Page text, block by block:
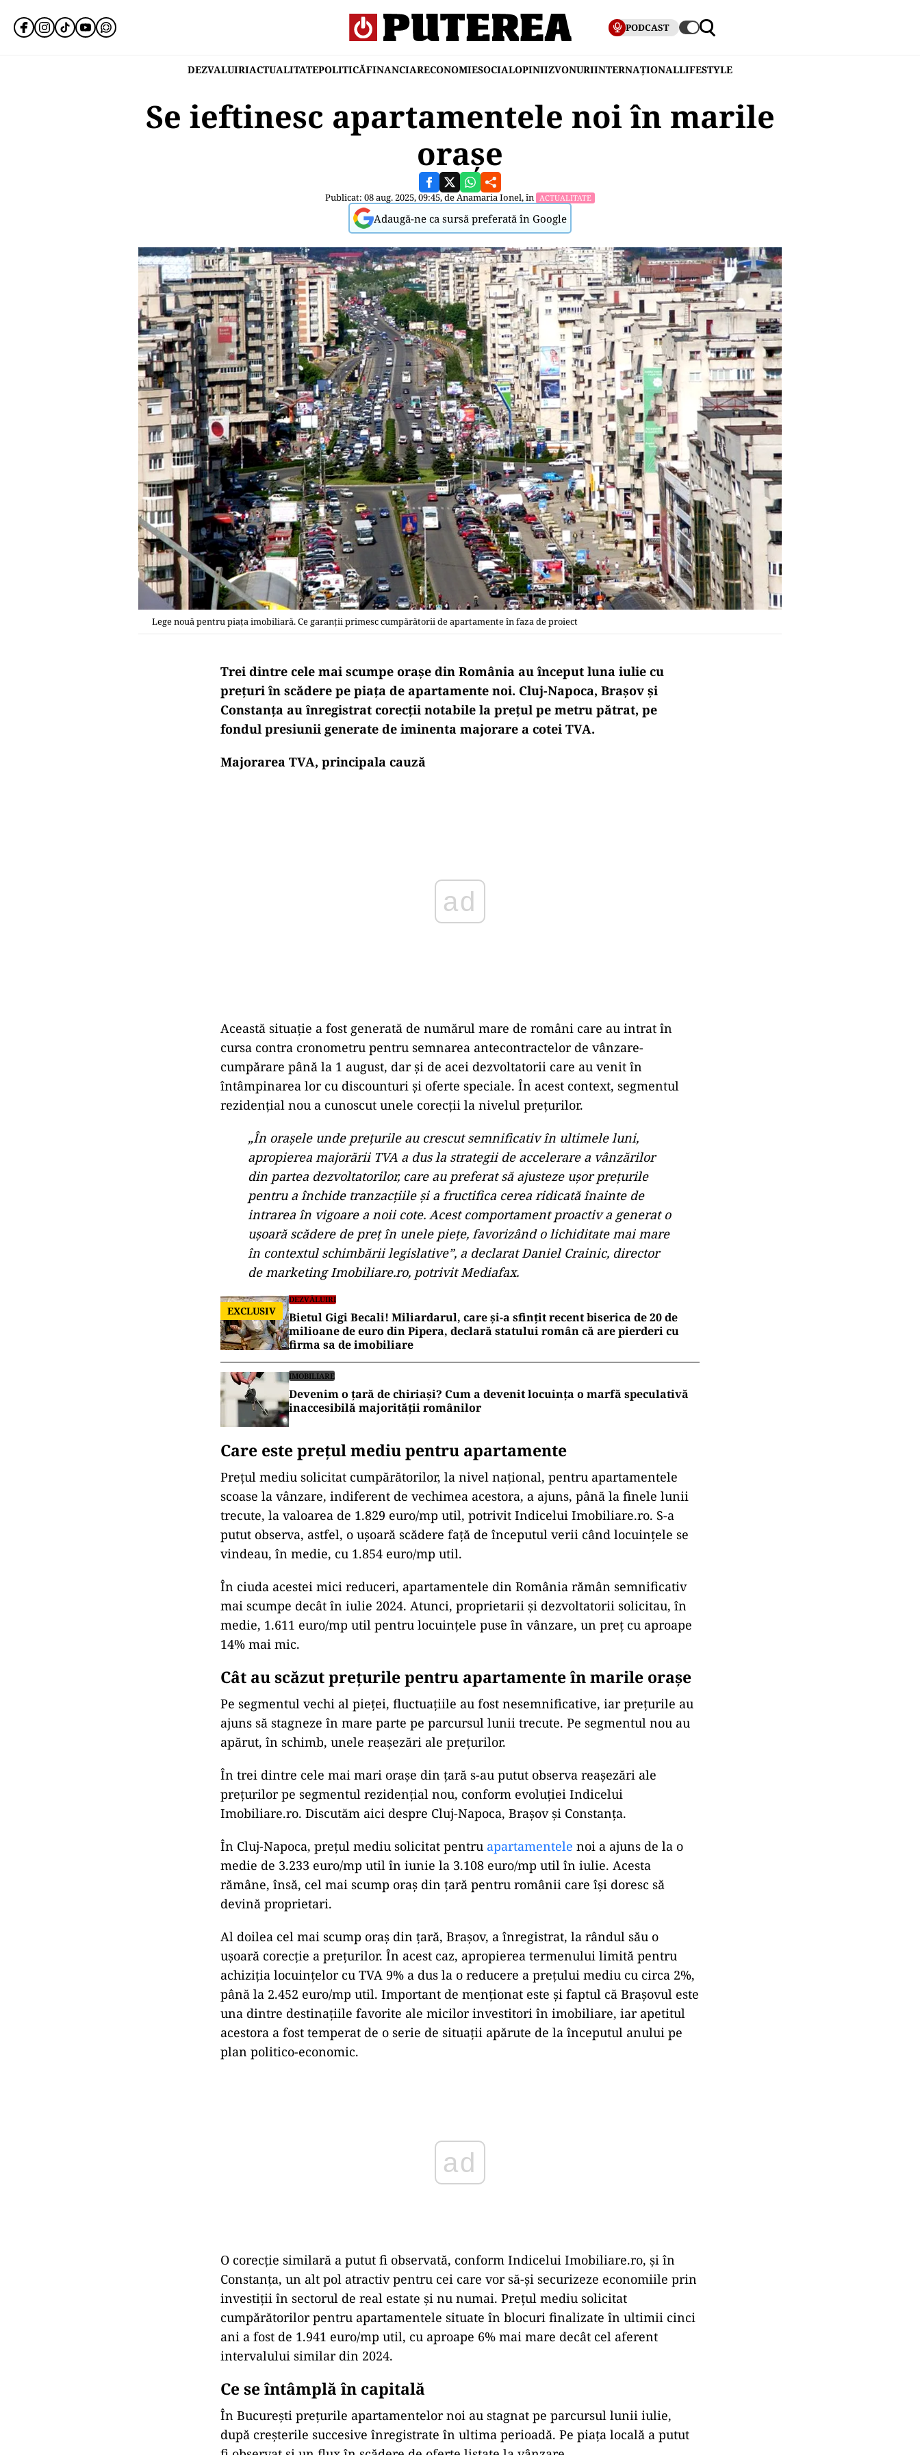
PODCAST
DEZVALUIRIACTUALITATEPOLITICĂFINANCIARECONOMIESOCIALOPINIIZVONURIINTERNAȚIONALLIFESTYLE
Se ieftinesc apartamentele noi în marile
orașe
Publicat: 08 aug. 2025, 09:45, deAnamaria Ionel, în ACTUALITATE
Adaugă-ne ca sursă preferată în Google
Lege nouă pentru piața imobiliară. Ce garanții primesc cumpărătorii de apartamente în faza de proiect
Trei dintre cele mai scumpe orașe din România au început luna iulie cu
prețuri în scădere pe piața de apartamente noi. Cluj-Napoca, Brașov și
Constanța au înregistrat corecții notabile la prețul pe metru pătrat, pe
fondul presiunii generate de iminenta majorare a cotei TVA.
Majorarea TVA, principala cauză
Această situaţie a fost generată de numărul mare de români care au intrat în
cursa contra cronometru pentru semnarea antecontractelor de vânzare-
cumpărare până la 1 august, dar și de acei dezvoltatorii care au venit în
întâmpinarea lor cu discounturi și oferte speciale. În acest context, segmentul
rezidențial nou a cunoscut unele corecții la nivelul prețurilor.
„În orașele unde prețurile au crescut semnificativ în ultimele luni,
apropierea majorării TVA a dus la strategii de accelerare a vânzărilor
din partea dezvoltatorilor, care au preferat să ajusteze ușor prețurile
pentru a închide tranzacțiile și a fructifica cerea ridicată înainte de
intrarea în vigoare a noii cote. Acest comportament proactiv a generat o
ușoară scădere de preț în unele piețe, favorizând o lichiditate mai mare
în contextul schimbării legislative”, a declarat Daniel Crainic, director
de marketing Imobiliare.ro, potrivit Mediafax.
EXCLUSIV
DEZVĂLUIRI
Bietul Gigi Becali! Miliardarul, care și-a sfințit recent biserica de 20 de
milioane de euro din Pipera, declară statului român că are pierderi cu
firma sa de imobiliare
IMOBILIARE
Devenim o țară de chiriași? Cum a devenit locuința o marfă speculativă
inaccesibilă majorității românilor
Care este preţul mediu pentru apartamente
Prețul mediu solicitat cumpărătorilor, la nivel național, pentru apartamentele
scoase la vânzare, indiferent de vechimea acestora, a ajuns, până la finele lunii
trecute, la valoarea de 1.829 euro/mp util, potrivit Indicelui Imobiliare.ro. S-a
putut observa, astfel, o ușoară scădere față de începutul verii când locuințele se
vindeau, în medie, cu 1.854 euro/mp util.
În ciuda acestei mici reduceri, apartamentele din România rămân semnificativ
mai scumpe decât în iulie 2024. Atunci, proprietarii și dezvoltatorii solicitau, în
medie, 1.611 euro/mp util pentru locuințele puse în vânzare, un preț cu aproape
14% mai mic.
Cât au scăzut preţurile pentru apartamente în marile oraşe
Pe segmentul vechi al pieței, fluctuațiile au fost nesemnificative, iar prețurile au
ajuns să stagneze în mare parte pe parcursul lunii trecute. Pe segmentul nou au
apărut, în schimb, unele reașezări ale prețurilor.
În trei dintre cele mai mari orașe din țară s-au putut observa reașezări ale
prețurilor pe segmentul rezidențial nou, conform evoluției Indicelui
Imobiliare.ro. Discutăm aici despre Cluj-Napoca, Brașov și Constanța.
În Cluj-Napoca, prețul mediu solicitat pentru apartamentele noi a ajuns de la o
medie de 3.233 euro/mp util în iunie la 3.108 euro/mp util în iulie. Acesta
rămâne, însă, cel mai scump oraș din țară pentru românii care își doresc să
devină proprietari.
Al doilea cel mai scump oraș din țară, Brașov, a înregistrat, la rândul său o
ușoară corecție a prețurilor. În acest caz, apropierea termenului limită pentru
achiziția locuințelor cu TVA 9% a dus la o reducere a prețului mediu cu circa 2%,
până la 2.452 euro/mp util. Important de menționat este și faptul că Brașovul este
una dintre destinațiile favorite ale micilor investitori în imobiliare, iar apetitul
acestora a fost temperat de o serie de situații apărute de la începutul anului pe
plan politico-economic.
ad
O corecție similară a putut fi observată, conform Indicelui Imobiliare.ro, și în
Constanța, un alt pol atractiv pentru cei care vor să-și securizeze economiile prin
investiții în sectorul de real estate și nu numai. Prețul mediu solicitat
cumpărătorilor pentru apartamentele situate în blocuri finalizate în ultimii cinci
ani a fost de 1.941 euro/mp util, cu aproape 6% mai mare decât cel aferent
intervalului similar din 2024.
Ce se întâmplă în capitală
În București prețurile apartamentelor noi au stagnat pe parcursul lunii iulie,
după creșterile succesive înregistrate în ultima perioadă. Pe piața locală a putut